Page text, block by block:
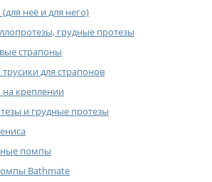
неё и для него)
грудные протезы
страпоны
для страпонов
креплении
и грудные протезы
помпы
Bathmate